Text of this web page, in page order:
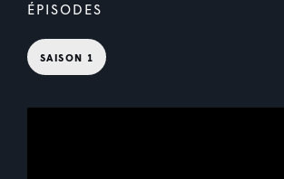
ÉPISODES
SAISON 1